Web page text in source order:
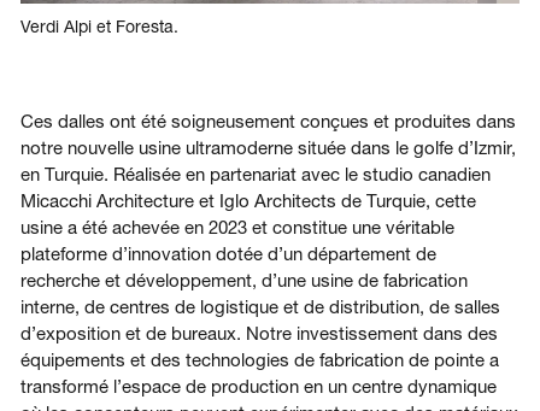
Verdi Alpi et Foresta.
Ces dalles ont été soigneusement conçues et produites dans
notre nouvelle usine ultramoderne située dans le golfe d’Izmir,
en Turquie. Réalisée en partenariat avec le studio canadien
Micacchi Architecture et Iglo Architects de Turquie, cette
usine a été achevée en 2023 et constitue une véritable
plateforme d’innovation dotée d’un département de
recherche et développement, d’une usine de fabrication
interne, de centres de logistique et de distribution, de salles
d’exposition et de bureaux. Notre investissement dans des
équipements et des technologies de fabrication de pointe a
transformé l’espace de production en un centre dynamique